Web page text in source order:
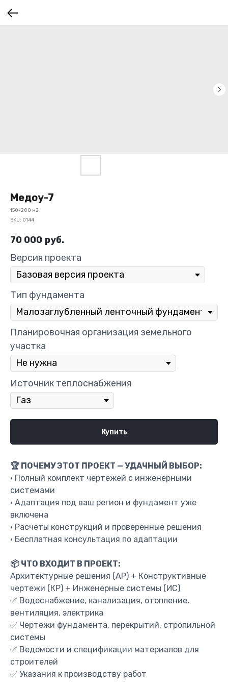
Медоу-7
150-200 м2
SKU: 0144
70 000 руб.
Версия проекта
Тип фундамента
Планировочная организация земельного
участка
Источник теплоснабжения
Купить
🏆 ПОЧЕМУ ЭТОТ ПРОЕКТ — УДАЧНЫЙ ВЫБОР:
• Полный комплект чертежей с инженерными
системами
• Адаптация под ваш регион и фундамент уже
включена
• Расчеты конструкций и проверенные решения
• Бесплатная консультация по адаптации
📦 ЧТО ВХОДИТ В ПРОЕКТ:
Архитектурные решения (АР) + Конструктивные
чертежи (КР) + Инженерные системы (ИС)
✅ Водоснабжение, канализация, отопление,
вентиляция, электрика
✅ Чертежи фундамента, перекрытий, стропильной
системы
✅ Ведомости и спецификации материалов для
строителей
✅ Указания к производству работ